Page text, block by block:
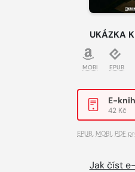
UKÁZKA
MOBI EPUB
E-
42 Kč
EPUB, MOBI, PDF
Jak číst